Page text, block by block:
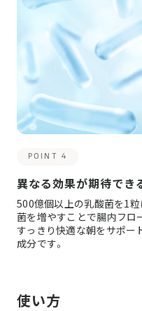
POINT 4
異なる効果が期待でき
500億個以上の乳酸菌を1粒
菌を増やすことで腸内フロ
すっきり快適な朝をサポー
成分です。
使い方